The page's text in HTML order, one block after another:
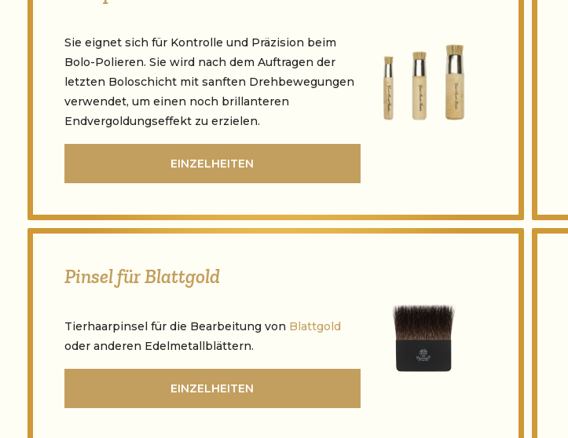
Sie eignet sich für Kontrolle und Präzision beim
Bolo-Polieren. Sie wird nach dem Auftragen der
letzten Boloschicht mit sanften Drehbewegungen
verwendet, um einen noch brillanteren
Endvergoldungseffekt zu erzielen.
EINZELHEITEN
Pinsel für Blattgold
Tierhaarpinsel für die Bearbeitung von Blattgold
oder anderen Edelmetallblättern.
EINZELHEITEN